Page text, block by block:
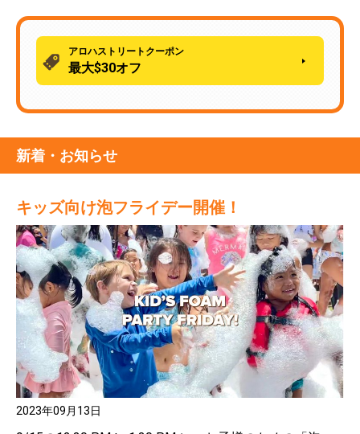
アロハストリートクーポン
最大$30オフ
新着・お知らせ
キッズ向け泡フライデー開催！
2023年09月13日